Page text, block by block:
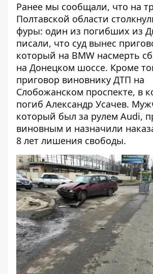
Ранее мы сообщали, что на
Полтавской области
фуры: один из погибших из
писали, что суд вынес
который на BMW насмерть
на Донецком шоссе. Кроме
приговор виновнику ДТП на
Слобожанском проспекте, в
погиб Александр Усачев.
который был за рулем Audi,
виновным и назначили
8 лет лишения свободы.